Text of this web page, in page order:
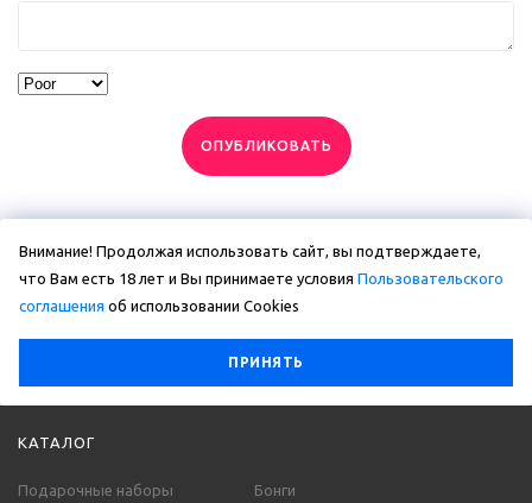
ОПУБЛИКОВАТЬ
Внимание! Продолжая использовать сайт, вы подтверждаете,
что Вам есть 18 лет и Вы принимаете условия Пользовательского
соглашения об использовании Сookies
ПРИНЯТЬ
КАТАЛОГ
Подарочные наборы
Бонги